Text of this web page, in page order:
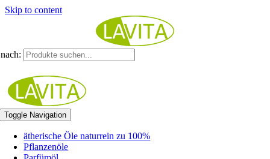
Skip to content
Toggle Navigation
ätherische Öle naturrein zu 100%
Pflanzenöle